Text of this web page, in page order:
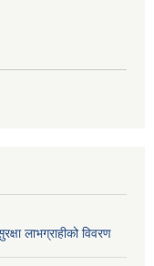
लाभग्राहीको विवरण